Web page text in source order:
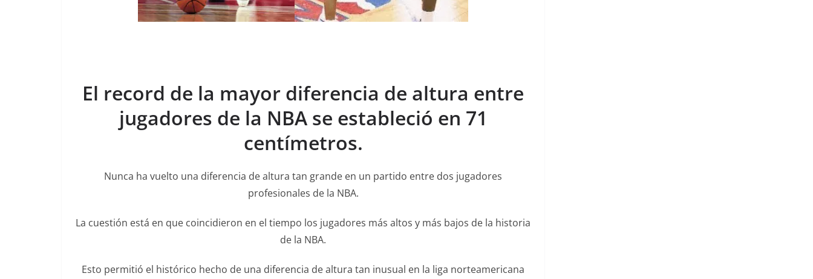
El record de la mayor diferencia de altura entre
jugadores de la NBA se estableció en 71
centímetros.
Nunca ha vuelto una diferencia de altura tan grande en un partido entre dos jugadores
profesionales de la NBA.
La cuestión está en que coincidieron en el tiempo los jugadores más altos y más bajos de la historia
de la NBA.
Esto permitió el histórico hecho de una diferencia de altura tan inusual en la liga norteamericana